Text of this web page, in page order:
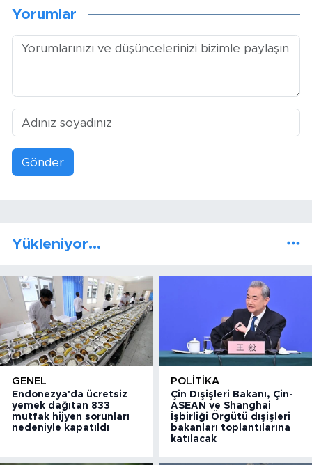
Yorumlar
Gönder
Yükleniyor...
GENEL
Endonezya'da ücretsiz
yemek dağıtan 833
mutfak hijyen sorunları
nedeniyle kapatıldı
POLITIKA
Çin Dışişleri Bakanı, Çin-
ASEAN ve Shanghai
İşbirliği Örgütü dışişleri
bakanları toplantılarına
katılacak